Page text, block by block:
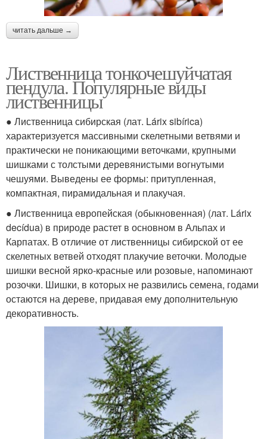
читать дальше →
Лиственница тонкочешуйчатая
пендула. Популярные виды
лиственницы
● Лиственница сибирская (лат. Lárix sibírica)
характеризуется массивными скелетными ветвями и
практически не поникающими веточками, крупными
шишками с толстыми деревянистыми вогнутыми
чешуями. Выведены ее формы: притупленная,
компактная, пирамидальная и плакучая.
● Лиственница европейская (обыкновенная) (лат. Lárix
decídua) в природе растет в основном в Альпах и
Карпатах. В отличие от лиственницы сибирской от ее
скелетных ветвей отходят плакучие веточки. Молодые
шишки весной ярко-красные или розовые, напоминают
розочки. Шишки, в которых не развились семена, годами
остаются на дереве, придавая ему дополнительную
декоративность.